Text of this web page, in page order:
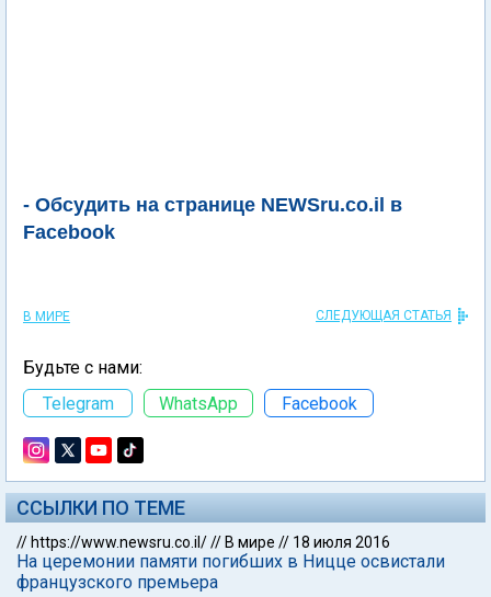
- Обсудить на странице NEWSru.co.il в
Facebook
В МИРЕ СЛЕДУЮЩАЯ СТАТЬЯ
Будьте с нами:
Telegram
WhatsApp Facebook
ССЫЛКИ ПО ТЕМЕ
// https://www.newsru.co.il/// В мире // 18 июля 2016
На церемонии памяти погибших в Ницце освистали
французского премьера